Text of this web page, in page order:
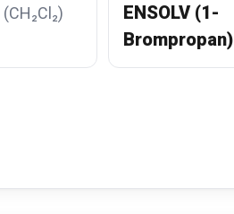
(CH₂Cl₂)
ENSOLV (1-
Brompropan)